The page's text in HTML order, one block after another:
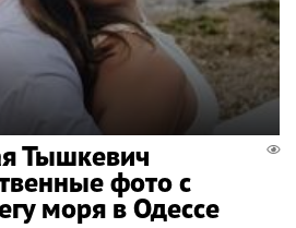
Тышкевич
фото с
моря в Одессе